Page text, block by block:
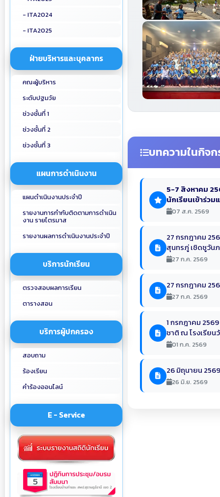
- ITA2024
- ITA2025
ฝ่ายบริหารและบุคลากร
คณะผู้บริหาร
ระดับปฐมวัย
ช่วงชั้นที่ 1
ช่วงชั้นที่ 2
ช่วงชั้นที่ 3
แผนการดำเนินงาน
แผนดำเนินงานประจำปี
รายงานการกำกับติดตามการดำเนิน
งาน รายไตรมาส
รายงานผลการดำเนินงานประจำปี
บริการนักเรียน
ตรวจสอบผลการเรียน
ตารางสอน
บริการผู้ปกครอง
สอบถาม
ร้องเรียน
คำร้องออนไลน์
E - Service
บทความในกิจก
5-7 สิงหาคม
นักเรียนเข้าร่ว
07 ส.ค. 2569
27 กรกฎาคม
สุนทรภู่ เชิดชูวัน
27 ก.ค. 2569
27 กรกฎาคม
27 ก.ค. 2569
1 กรกฎาคม
ชาติ ณ โรงเรียน
01 ก.ค. 2569
26 มิถุนายน
26 มิ.ย. 2569